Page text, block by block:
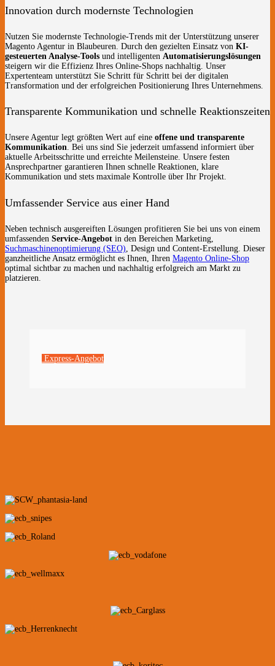
Innovation durch modernste Technologien
Nutzen Sie modernste Technologie-Trends mit der Unterstützung unserer
Magento Agentur in Blaubeuren. Durch den gezielten Einsatz von KI-
gesteuerten Analyse-Tools und intelligenten Automatisierungslösungen
steigern wir die Effizienz Ihres Online-Shops nachhaltig. Unser
Expertenteam unterstützt Sie Schritt für Schritt bei der digitalen
Transformation und der erfolgreichen Positionierung Ihres Unternehmens.
Transparente Kommunikation und schnelle Reaktionszeiten
Unsere Agentur legt größten Wert auf eine offene und transparente
Kommunikation. Bei uns sind Sie jederzeit umfassend informiert über
aktuelle Arbeitsschritte und erreichte Meilensteine. Unsere festen
Ansprechpartner garantieren Ihnen schnelle Reaktionen, klare
Kommunikation und stets maximale Kontrolle über Ihr Projekt.
Umfassender Service aus einer Hand
Neben technisch ausgereiften Lösungen profitieren Sie bei uns von einem
umfassenden Service-Angebot in den Bereichen Marketing,
Suchmaschinenoptimierung (SEO), Design und Content-Erstellung. Dieser
ganzheitliche Ansatz ermöglicht es Ihnen, Ihren Magento Online-Shop
optimal sichtbar zu machen und nachhaltig erfolgreich am Markt zu
platzieren.
Express-Angebot